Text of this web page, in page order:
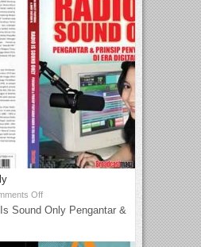
Off
Sound Only Pengantar &